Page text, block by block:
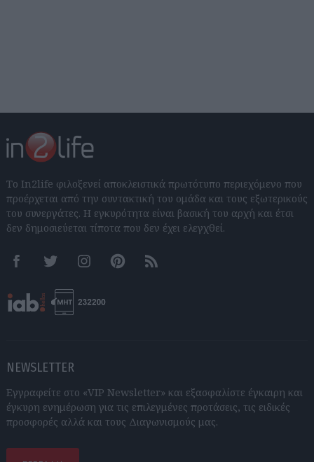
Το In2life φιλοξενεί αποκλειστικά πρωτότυπο περιεχόμενο που
προέρχεται από την συντακτική του ομάδα και τους εξωτερικούς
του συνεργάτες. Η εγκυρότητα είναι βασική του αρχή και έτσι
δεν δημοσιεύεται τίποτα που δεν έχει ελεγχθεί.
FacebookTwitter InstagramPinterestRSS feeds
NEWSLETTER
Εγγραφείτε στο «VIP Newsletter» και εξασφαλίστε έγκαιρη και
έγκυρη ενημέρωση για τις επιλεγμένες προτάσεις, τις ειδικές
προσφορές αλλά και τους Διαγωνισμούς μας.